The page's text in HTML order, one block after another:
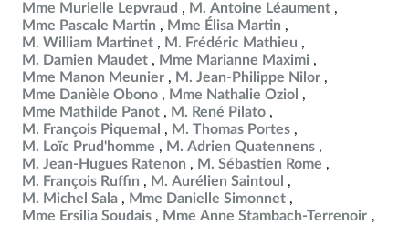
Mme Murielle Lepvraud
M. Antoine Léaument
Mme Pascale Martin
Mme Élisa Martin
M. William Martinet
M. Frédéric Mathieu
M. Damien Maudet
Mme Marianne Maximi
Mme Manon Meunier
M. Jean-Philippe Nilor
Mme Danièle Obono
Mme Nathalie Oziol
Mme Mathilde Panot
M. René Pilato
M. François Piquemal
M. Thomas Portes
M. Loïc Prud'homme
M. Adrien Quatennens
M. Jean-Hugues Ratenon
M. Sébastien Rome
M. François Ruffin
M. Aurélien Saintoul
M. Michel Sala
Mme Danielle Simonnet
Mme Ersilia Soudais
Mme Anne Stambach-Terrenoir